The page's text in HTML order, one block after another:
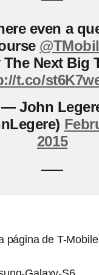
even a
The Next Big
t.co/
— John
2015
página de T-